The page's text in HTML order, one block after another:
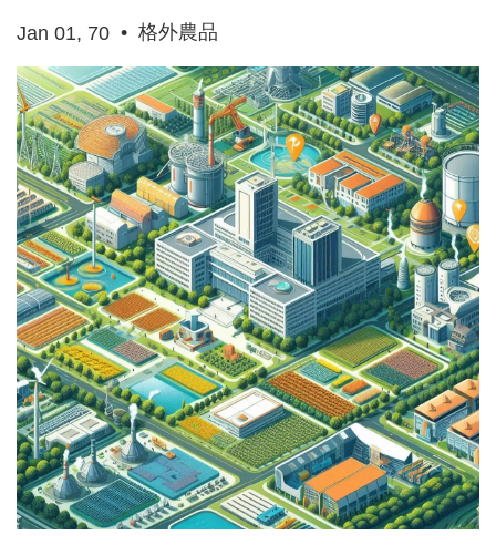
Jan 01, 70 • 格外農品